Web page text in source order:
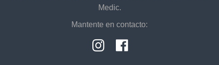
Medic.
Mantente en contacto: